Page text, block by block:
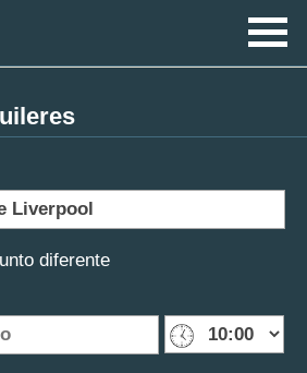
diferente